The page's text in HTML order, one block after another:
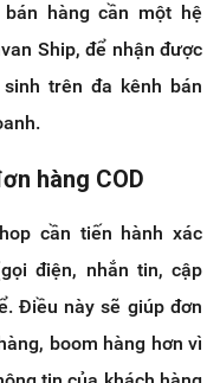
hàng cần một hệ
Ship, để nhận được
trên đa kênh bán
hàng COD
cần tiến hành xác
điện, nhắn tin, cập
Điều này sẽ giúp đơn
boom hàng hơn vì